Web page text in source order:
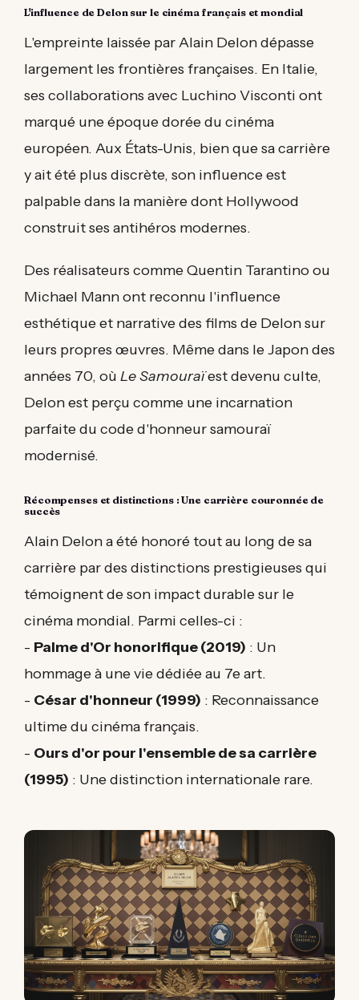
L'influence de Delon sur le cinéma français et mondial
L'empreinte laissée par Alain Delon dépasse
largement les frontières françaises. En Italie,
ses collaborations avec Luchino Visconti ont
marqué une époque dorée du cinéma
européen. Aux États-Unis, bien que sa carrière
y ait été plus discrète, son influence est
palpable dans la manière dont Hollywood
construit ses antihéros modernes.
Des réalisateurs comme Quentin Tarantino ou
Michael Mann ont reconnu l'influence
esthétique et narrative des films de Delon sur
leurs propres œuvres. Même dans le Japon des
années 70, où Le Samouraïest devenu culte,
Delon est perçu comme une incarnation
parfaite du code d'honneur samouraï
modernisé.
Récompenses et distinctions : Une carrière couronnée de
succès
Alain Delon a été honoré tout au long de sa
carrière par des distinctions prestigieuses qui
témoignent de son impact durable sur le
cinéma mondial. Parmi celles-ci :
- Palme d'Or honorifique (2019) : Un
hommage à une vie dédiée au 7e art.
- César d'honneur (1999) : Reconnaissance
ultime du cinéma français.
- Ours d'or pour l'ensemble de sa carrière
(1995) : Une distinction internationale rare.